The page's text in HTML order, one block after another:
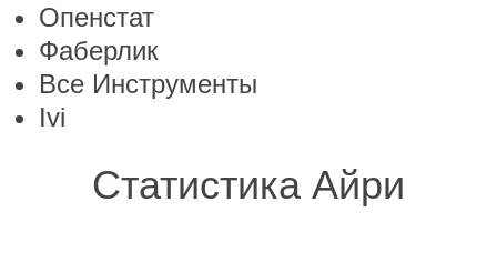
Опенстат
Фаберлик
Все Инструменты
Ivi
Статистика Айри